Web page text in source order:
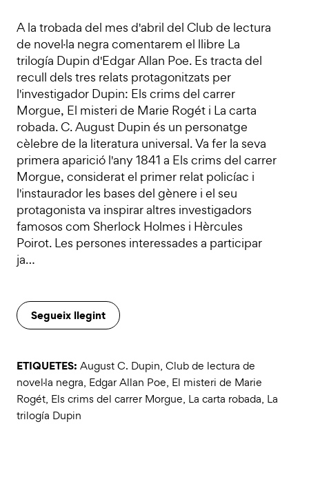
A la trobada del mes d'abril del Club de lectura
de novel·la negra comentarem el llibre La
trilogía Dupin d'Edgar Allan Poe. Es tracta del
recull dels tres relats protagonitzats per
l'investigador Dupin: Els crims del carrer
Morgue, El misteri de Marie Rogét i La carta
robada. C. August Dupin és un personatge
cèlebre de la literatura universal. Va fer la seva
primera aparició l'any 1841 a Els crims del carrer
Morgue, considerat el primer relat policíac i
l'instaurador les bases del gènere i el seu
protagonista va inspirar altres investigadors
famosos com Sherlock Holmes i Hèrcules
Poirot. Les persones interessades a participar
ja…
Segueix llegint
ETIQUETES: August C. Dupin, Club de lectura de
novel·la negra, Edgar Allan Poe, El misteri de Marie
Rogét, Els crims del carrer Morgue, La carta robada, La
trilogía Dupin